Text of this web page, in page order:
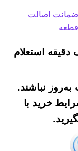
ضمانت اصالت
قطعه
استعلام
نباشند.
خرید با